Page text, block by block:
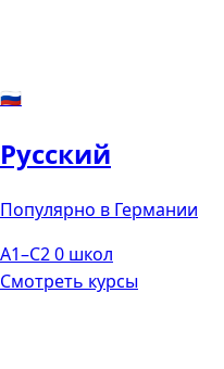
🇷🇺
Русский
Популярно в Германии
A1–C20 школ
Смотреть курсы